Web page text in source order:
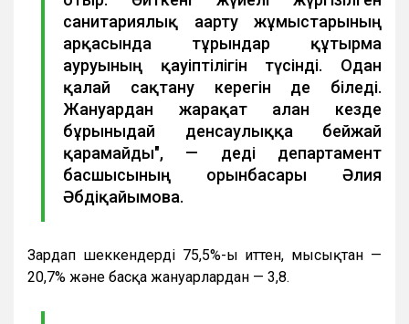
санитариялық ағарту жұмыстарының
арқасында тұрғындар құтырма
ауруының қауіптілігін түсінді. Одан
қалай сақтану керегін де біледі.
Жануардан жарақат алған кезде
бұрынғыдай денсаулыққа бейжай
қарамайды", — деді департамент
басшысының орынбасары Әлия
Әбдіқайымова.
Зардап шеккендердің 75,5%-ы иттен, мысықтан —
20,7% және басқа жануарлардан — 3,8.